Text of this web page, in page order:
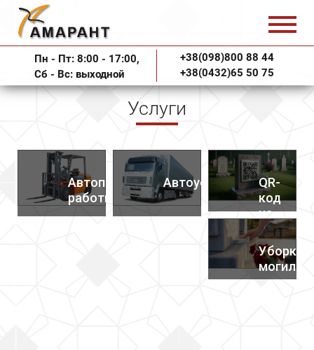
Пн - Пт: 8:00 - 17:00,
Сб - Вс: выходной
+38(098)800 88 44
+38(0432)65 50 75
Услуги
Автопогрузочные
работы
Автоуслуги
QR-
код
на
Уборка
могил